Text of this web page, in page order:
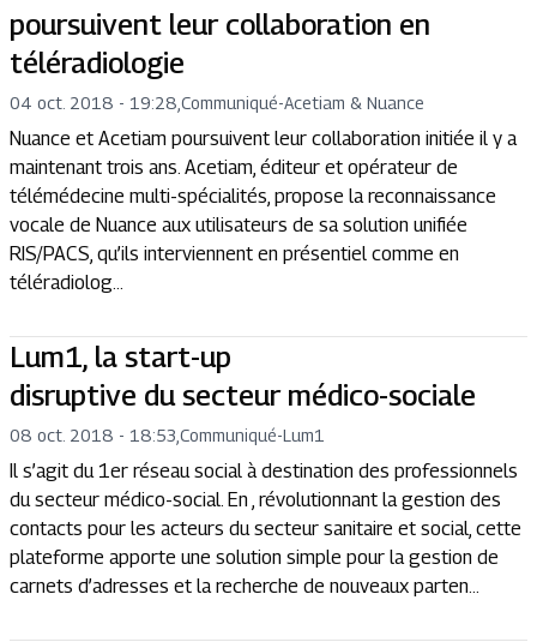
poursuivent leur collaboration en
téléradiologie
04 oct. 2018 - 19:28 Communiqué-Acetiam & Nuance
Nuance et Acetiam poursuivent leur collaboration initiée il y a
maintenant trois ans. Acetiam, éditeur et opérateur de
télémédecine multi-spécialités, propose la reconnaissance
vocale de Nuance aux utilisateurs de sa solution unifiée
RIS/PACS, qu’ils interviennent en présentiel comme en
téléradiolog...
Lum1, la start-up
disruptive du secteur médico-sociale
08 oct. 2018 - 18:53 Communiqué-Lum1
Il s’agit du 1er réseau social à destination des professionnels
du secteur médico-social. En , révolutionnant la gestion des
contacts pour les acteurs du secteur sanitaire et social, cette
plateforme apporte une solution simple pour la gestion de
carnets d’adresses et la recherche de nouveaux parten...